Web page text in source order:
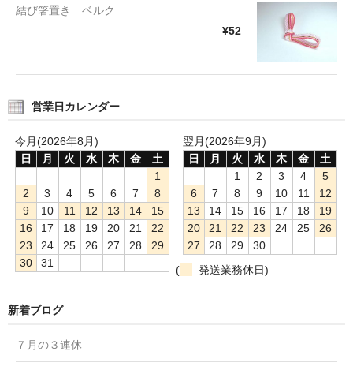
結び箸置き ベルク
¥52
営業日カレンダー
今月(2026年8月)
日
月 火 水 木 金
土
1
2
3 4 5 6 7
8
9
10 11 12 13 14
15
16
17 18 19 20 21
22
23
24 25 26 27 28
29
30
31
翌月(2026年9月)
日
月 火 水 木 金
土
1
2 3 4
5
6
7 8 9 10 11
12
13
14 15 16 17 18
19
20
21 22 23 24 25
26
27
28 29
30
(
発送業務休日)
新着ブログ
７月の３連休